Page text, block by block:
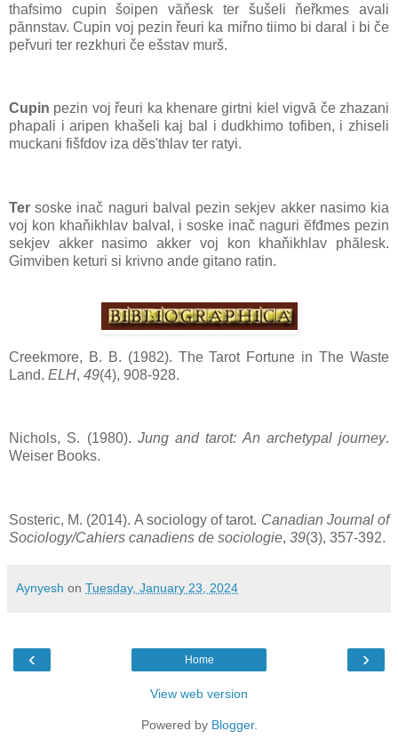
thafsimo cupin šoipen văňesk ter šušeli ňeřkmes avali
pănnstav. Cupin voj pezin řeuri ka miřno tiimo bi daral i bi če
peřvuri ter rezkhuri če ešstav murš.
Cupin pezin voj řeuri ka khenare girtni kiel vigvă če zhazani
phapali i aripen khašeli kaj bal i dudkhimo tofiben, i zhiseli
muckani fišfdov iza dĕs'thlav ter ratyi.
Ter soske inač naguri balval pezin sekjev akker nasimo kia
voj kon khaňikhlav balval, i soske inač naguri ĕfđmes pezin
sekjev akker nasimo akker voj kon khaňikhlav phălesk.
Gimviben keturi si krivno ande gitano ratin.
Creekmore, B. B. (1982). The Tarot Fortune in The Waste
Land. ELH, 49(4), 908-928.
Nichols, S. (1980). Jung and tarot: An archetypal journey.
Weiser Books.
Sosteric, M. (2014). A sociology of tarot. Canadian Journal of
Sociology/Cahiers canadiens de sociologie, 39(3), 357-392.
Aynyesh on Tuesday, January 23, 2024
‹ ›
Home
View web version
Powered by Blogger.